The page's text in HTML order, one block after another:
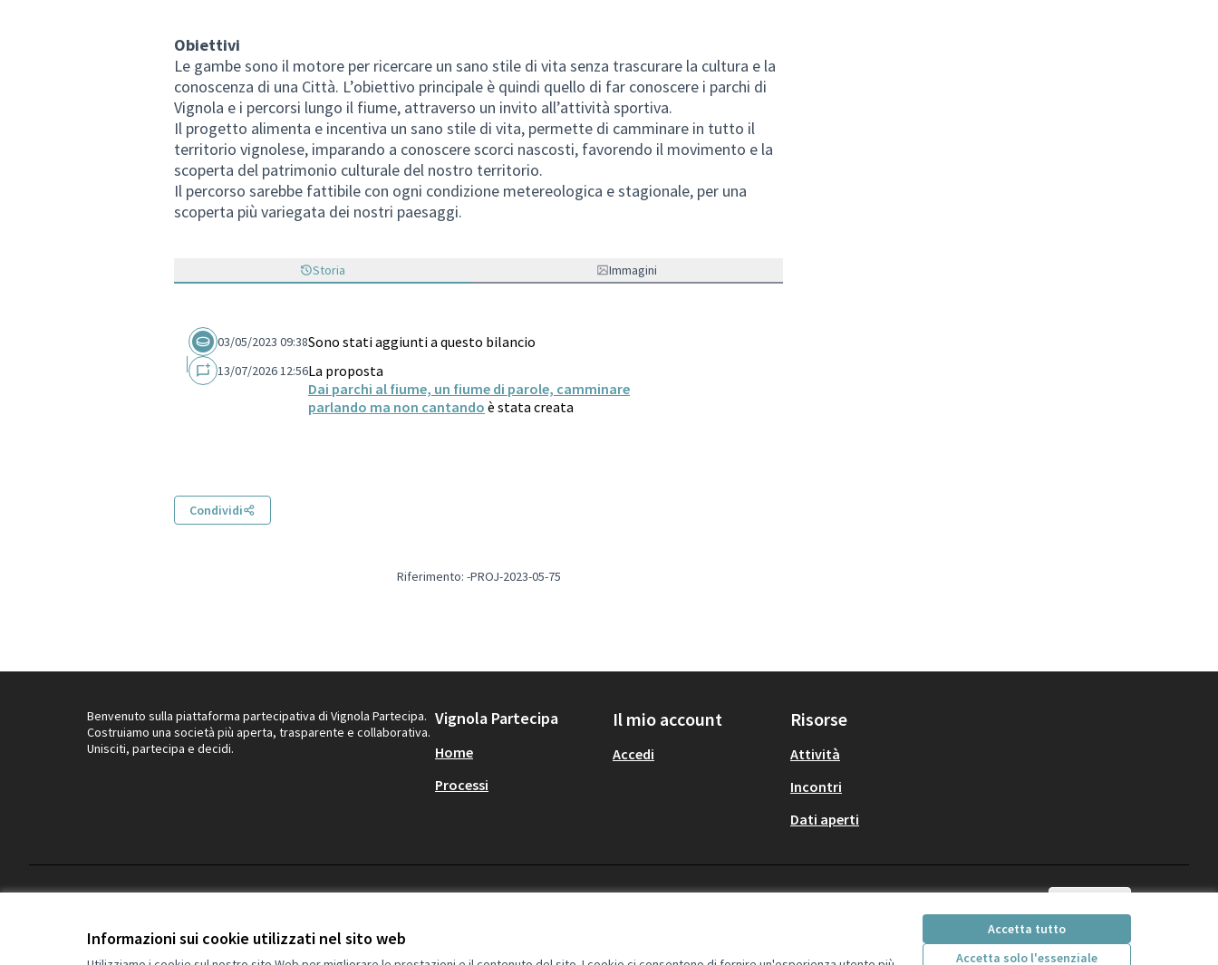
Informazioni sui cookie utilizzati nel sito web
Accetta tutto
Accetta solo l'essenziale
Obiettivi
Le gambe sono il motore per ricercare un sano stile di vita senza trascurare la cultura e la
conoscenza di una Città. L’obiettivo principale è quindi quello di far conoscere i parchi di
Vignola e i percorsi lungo il fiume, attraverso un invito all’attività sportiva.
Il progetto alimenta e incentiva un sano stile di vita, permette di camminare in tutto il
territorio vignolese, imparando a conoscere scorci nascosti, favorendo il movimento e la
scoperta del patrimonio culturale del nostro territorio.
Il percorso sarebbe fattibile con ogni condizione metereologica e stagionale, per una
scoperta più variegata dei nostri paesaggi.
Storia Immagini
03/05/2023 09:38Sono stati aggiunti a questo bilancio
13/07/2026 12:56La proposta
Dai parchi al fiume, un fiume di parole, camminare
parlando ma non cantando è stata creata
Condividi
Riferimento: -PROJ-2023-05-75
Benvenuto sulla piattaforma partecipativa di Vignola Partecipa.
Costruiamo una società più aperta, trasparente e collaborativa.
Unisciti, partecipa e decidi.
Vignola Partecipa
Home
Processi
Il mio account
Accedi
Risorse
Attività
Incontri
Dati aperti